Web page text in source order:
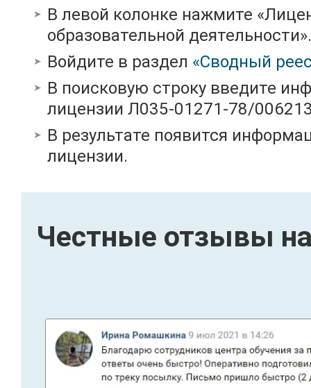
В левой колонке нажмите
образовательной деятельности».
Войдите в раздел «Сводный
В поисковую строку введите
лицензии Л035-01271-78/
В результате появится
лицензии.
Честные отзывы